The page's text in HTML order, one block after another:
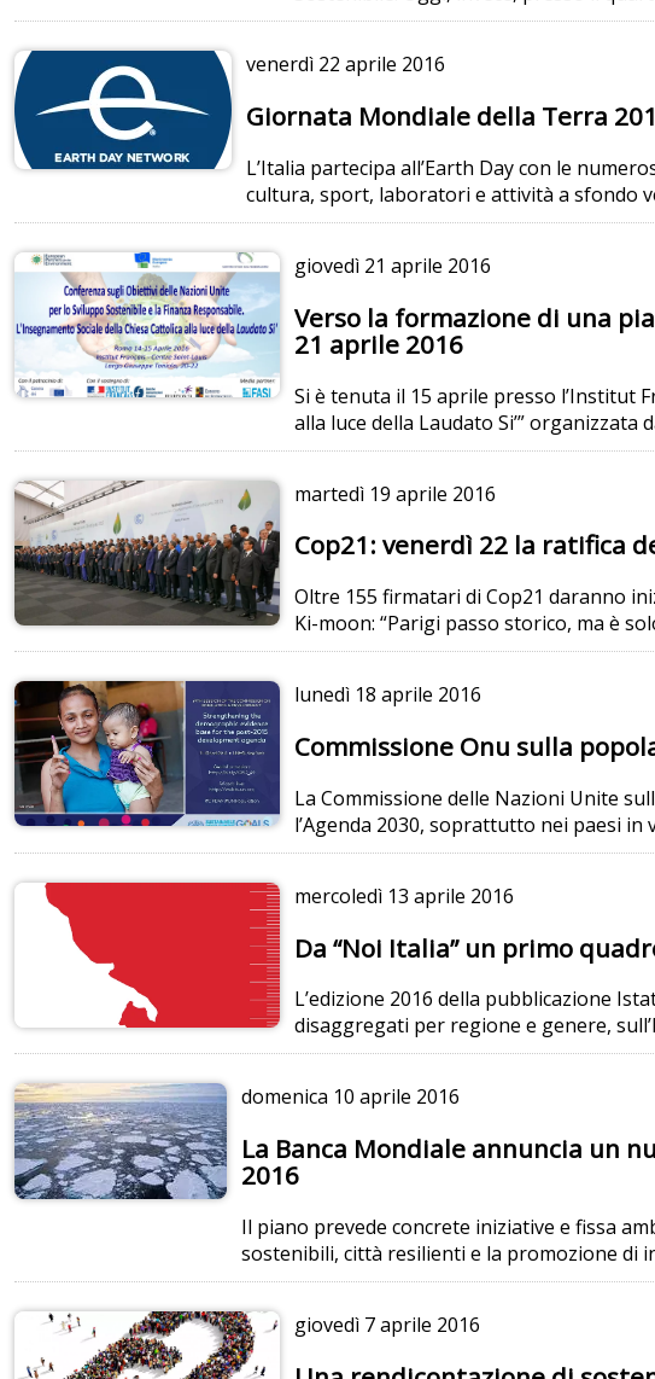
venerdì 22 aprile 2016
Giornata Mondiale della Terra
L’Italia partecipa all’Earth Day con le
cultura, sport, laboratori e attività a sfondo
giovedì 21 aprile 2016
Verso la formazione di una
21 aprile 2016
Si è tenuta il 15 aprile presso l’Institut
alla luce della Laudato Si’” organizzata
martedì 19 aprile 2016
Cop21: venerdì 22 la ratifica
Oltre 155 firmatari di Cop21 daranno
Ki-moon: “Parigi passo storico, ma è
lunedì 18 aprile 2016
Commissione Onu sulla
La Commissione delle Nazioni Unite
l’Agenda 2030, soprattutto nei paesi
mercoledì 13 aprile 2016
Da “Noi Italia” un primo
L’edizione 2016 della pubblicazione
disaggregati per regione e genere,
domenica 10 aprile 2016
La Banca Mondiale annuncia un
2016
Il piano prevede concrete iniziative e fissa
sostenibili, città resilienti e la promozione di
giovedì 7 aprile 2016